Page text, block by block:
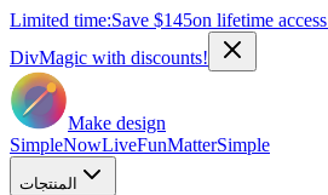
Limited time:Save $145on lifetime access
DivMagic with discounts!
Make design
SimpleNowLiveFunMatterSimple
المنتجات